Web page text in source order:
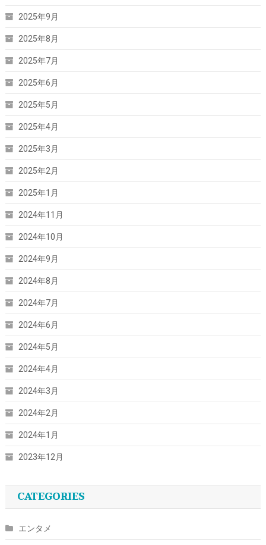
2025年9月
2025年8月
2025年7月
2025年6月
2025年5月
2025年4月
2025年3月
2025年2月
2025年1月
2024年11月
2024年10月
2024年9月
2024年8月
2024年7月
2024年6月
2024年5月
2024年4月
2024年3月
2024年2月
2024年1月
2023年12月
CATEGORIES
エンタメ